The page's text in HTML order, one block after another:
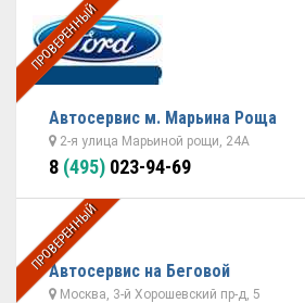
ПРОВЕРЕННЫЙ
Автосервис м. Марьина Роща
2-я улица Марьиной рощи, 24А
8 (495) 023-94-69
ПРОВЕРЕННЫЙ
Автосервис на Беговой
Москва, 3-й Хорошевский пр-д, 5